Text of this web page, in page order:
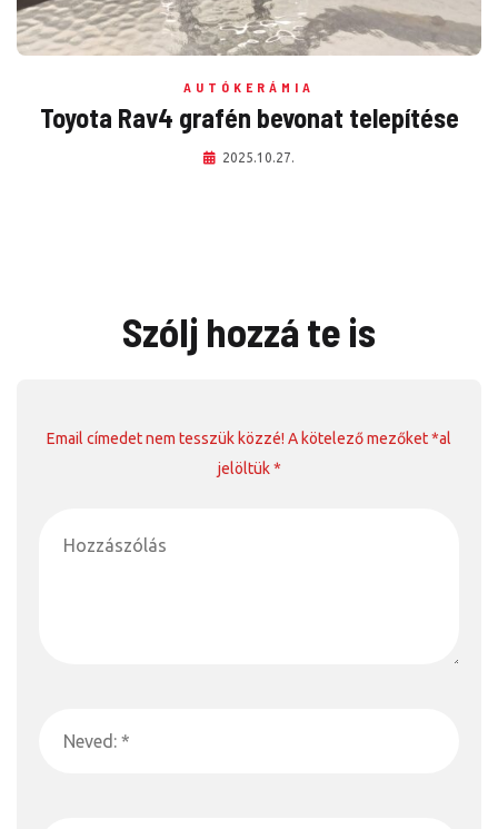
AUTÓKERÁMIA
Toyota Rav4 grafén bevonat telepítése
2025.10.27.
Szólj hozzá te is
Email címedet nem tesszük közzé! A kötelező mezőket *al
jelöltük *